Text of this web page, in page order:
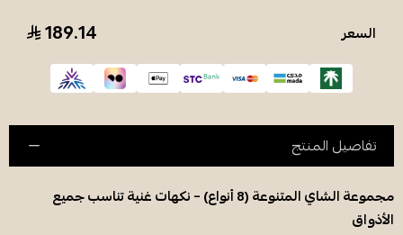
السعر 189.14
تفاصيل المنتج
مجموعة الشاي المتنوعة (8 أنواع) – نكهات غنية تناسب جميع
الأذواق